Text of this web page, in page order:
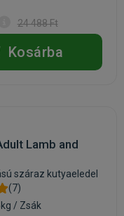
24 488 Ft
Kosárba
Lamb and
száraz kutyaeledel
(7)
/ Zsák